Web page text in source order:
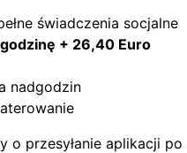
świadczenia socjalne
+ 26,40 Euro
nadgodzin
o przesyłanie aplikacji po